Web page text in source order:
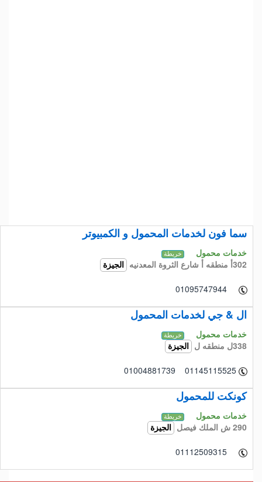
سما فون لخدمات المحمول و الكمبيوتر
خدمات محمول خريطة
302أ منطقه أ شارع الثروة المعدنيه الجيزة
01095747944
ال & جي لخدمات المحمول
خدمات محمول خريطة
338ل منطقه ل الجيزة
01004881739 01145115525
كونكت للمحمول
خدمات محمول خريطة
290 ش الملك فيصل الجيزة
01112509315